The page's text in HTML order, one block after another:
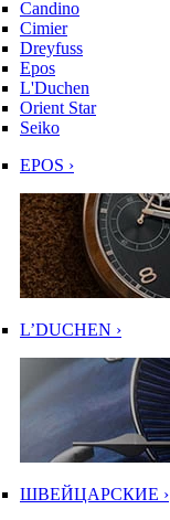
Candino
Cimier
Dreyfuss
Epos
L'Duchen
Orient Star
Seiko
EPOS ›
L’DUCHEN ›
ШВЕЙЦАРСКИЕ ›